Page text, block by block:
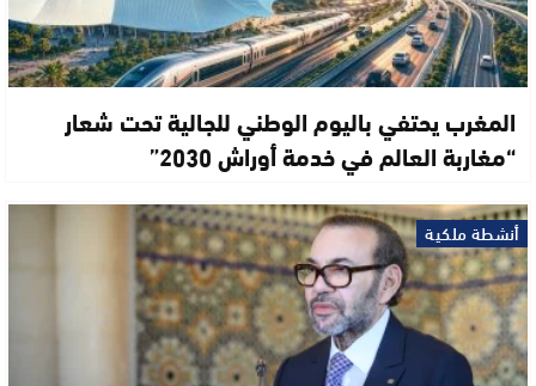
المغرب يحتفي باليوم الوطني للجالية تحت شعار
“مغاربة العالم في خدمة أوراش 2030”
أنشطة ملكية